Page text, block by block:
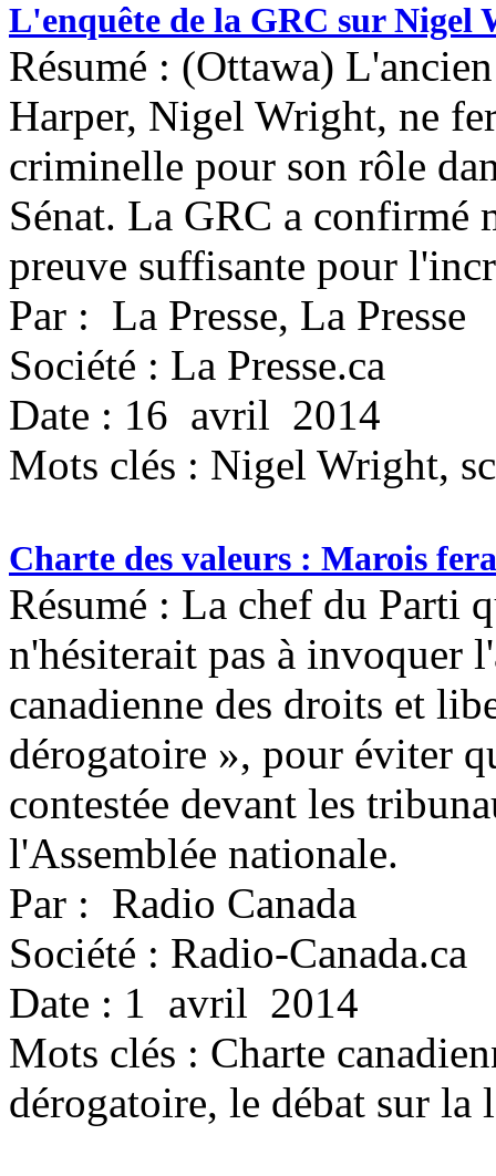
L'enquête de la GRC sur Nigel
Résumé : (Ottawa)
Harper, Nigel Wright, ne
criminelle pour son rôle
Sénat. La GRC a confirmé
preuve suffisante pour
Par : La Presse, La Presse
Société : La Presse.ca
Date : 16 avril 2014
Mots clés : Nigel Wright,
Charte des valeurs : Marois
Résumé : La chef du Parti
n'hésiterait pas à invoquer
canadienne des droits et
dérogatoire », pour éviter
contestée devant les
l'Assemblée nationale.
Par : Radio Canada
Société : Radio-Canada.ca
Date : 1 avril 2014
Mots clés : Charte
dérogatoire, le débat sur la